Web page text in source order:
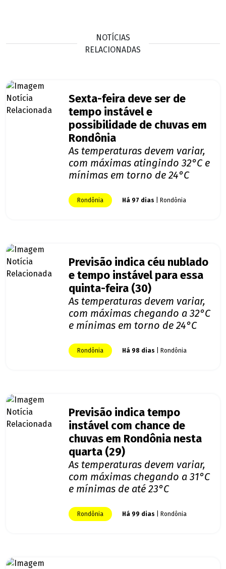
NOTÍCIAS
RELACIONADAS
Sexta-feira deve ser de
tempo instável e
possibilidade de chuvas em
Rondônia
As temperaturas devem variar,
com máximas atingindo 32°C e
mínimas em torno de 24°C
Rondônia Há 97 dias | Rondônia
Previsão indica céu nublado
e tempo instável para essa
quinta-feira (30)
As temperaturas devem variar,
com máximas chegando a 32°C
e mínimas em torno de 24°C
Rondônia Há 98 dias | Rondônia
Previsão indica tempo
instável com chance de
chuvas em Rondônia nesta
quarta (29)
As temperaturas devem variar,
com máximas chegando a 31°C
e mínimas de até 23°C
Rondônia Há 99 dias | Rondônia